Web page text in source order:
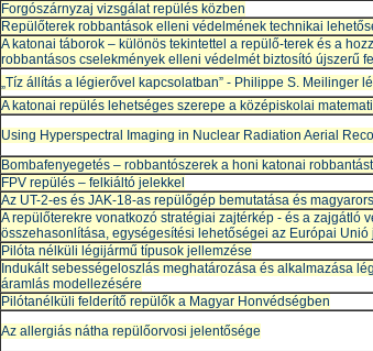
Forgószárnyzaj vizsgálat repülés közben
Repülőterek robbantások elleni védelmének technikai
A katonai táborok – különös tekintettel a repülő-terek és a
robbantásos cselekmények elleni védelmét biztosító újszerű
„Tíz állítás a légierővel kapcsolatban” - Philippe S. Meilinger
A katonai repülés lehetséges szerepe a középiskolai
Using Hyperspectral Imaging in Nuclear Radiation Aerial
Bombafenyegetés – robbantószerek a honi katonai
FPV repülés – felkiáltó jelekkel
Az UT-2-es és JAK-18-as repülőgép bemutatása és
A repülőterekre vonatkozó stratégiai zajtérkép - és a zajgátló
összehasonlítása, egységesítési lehetőségei az Európai Unió
Pilóta nélküli légijármű típusok jellemzése
Indukált sebességeloszlás meghatározása és alkalmazása
áramlás modellezésére
Pilótanélküli felderítő repülők a Magyar Honvédségben
Az allergiás nátha repülőorvosi jelentősége